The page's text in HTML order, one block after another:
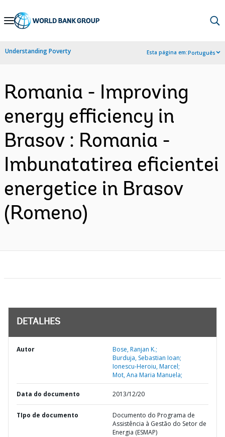
Skip
Navigation
Understanding Poverty Esta página em:Português
Romania - Improving
energy efficiency in
Brasov : Romania -
Imbunatatirea eficientei
energetice in Brasov
(Romeno)
DETALHES
Autor
Bose, Ranjan K.;
Burduja, Sebastian Ioan;
Ionescu-Heroiu, Marcel;
Mot, Ana Maria Manuela;
Data do documento 2013/12/20
TIpo de documento
Documento do Programa de
Assistência à Gestão do Setor de
Energia (ESMAP)